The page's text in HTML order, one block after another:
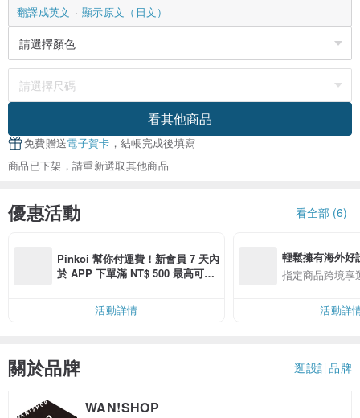
翻譯成英文
顯示原文（日文）
看其他商品
免費贈送電子賀卡 ，結帳完成後填寫
商品已下架，請重新選取其他商品
優惠活動 看全部 (6)
Pinkoi 幫你付運費！新會員 7 天內
於 APP 下單滿 NT$ 500 最高可折
活動詳情
輕鬆擁有海外好
指定商品跨境享
活動詳
關於品牌 逛設計品牌
WAN!SHOP